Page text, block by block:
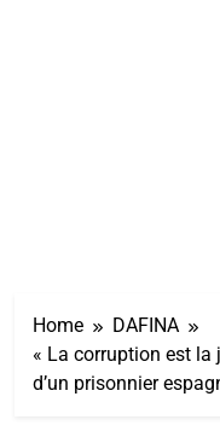
Home
DAFINA
« La corruption est la
d’un prisonnier